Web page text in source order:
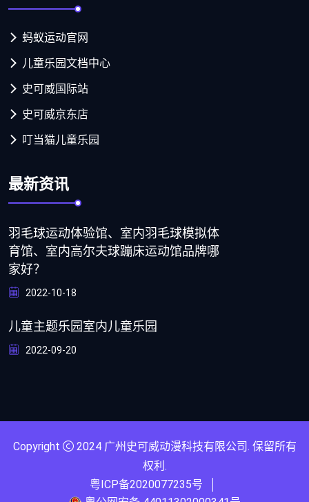
蚂蚁运动官网
儿童乐园文档中心
史可威国际站
史可威京东店
叮当猫儿童乐园
最新资讯
羽毛球运动体验馆、室内羽毛球模拟体
育馆、室内高尔夫球蹦床运动馆品牌哪
家好？
2022-10-18
儿童主题乐园室内儿童乐园
2022-09-20
Copyright 2024 广州史可威动漫科技有限公司. 保留所有
权利.
粤ICP备2020077235号